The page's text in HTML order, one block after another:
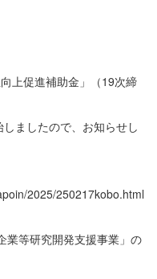
上促進補助金」（19次締
ましたので、お知らせし
2025/250217kobo.html
業等研究開発支援事業」の